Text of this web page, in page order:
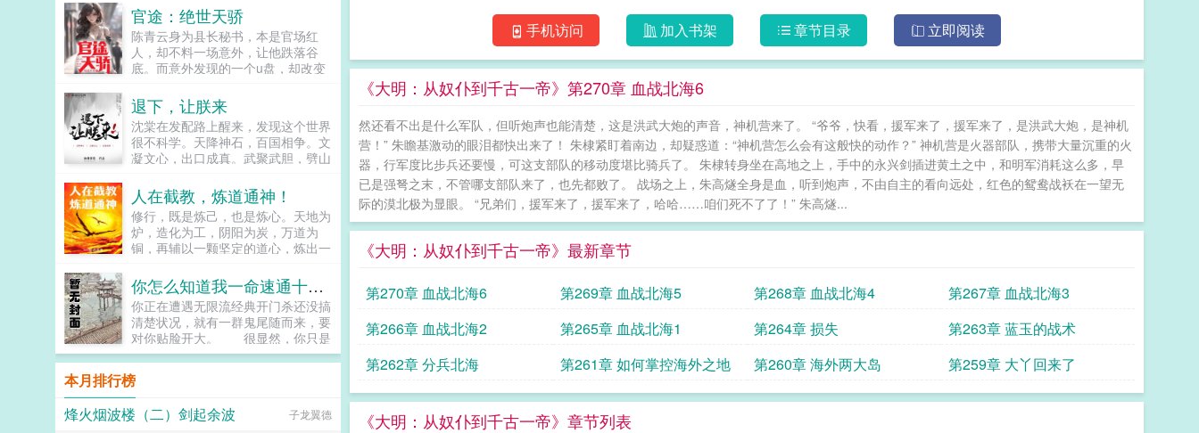
手机访问 加入书架 章节目录 立即阅读
《大明：从奴仆到千古一帝》第270章 血战北海6
然还看不出是什么军队，但听炮声也能清楚，这是洪武大炮的声音，神机营来了。 “爷爷，快看，援军来了，援军来了，是洪武大炮，是神机
营！” 朱瞻基激动的眼泪都快出来了！ 朱棣紧盯着南边，却疑惑道：“神机营怎么会有这般快的动作？” 神机营是火器部队，携带大量沉重的火
器，行军度比步兵还要慢，可这支部队的移动度堪比骑兵了。 朱棣转身坐在高地之上，手中的永兴剑插进黄土之中，和明军消耗这么多，早
已是强弩之末，不管哪支部队来了，也先都败了。 战场之上，朱高燧全身是血，听到炮声，不由自主的看向远处，红色的鸳鸯战袄在一望无
际的漠北极为显眼。 “兄弟们，援军来了，援军来了，哈哈……咱们死不了了！” 朱高燧...
《大明：从奴仆到千古一帝》最新章节
第270章 血战北海6 第269章 血战北海5 第268章 血战北海4
第267章 血战北海3
第266章 血战北海2
第265章 血战北海1 第264章 损失
第263章 蓝玉的战术
第262章 分兵北海
第261章 如何掌控海外之地 第260章 海外两大岛 第259章 大丫回来了
《大明：从奴仆到千古一帝》章节列表
吸引着。他看着她一步步成长，看着
她的名字响彻云霄。她是，随流光。
这是一个灵气复苏的星际时代。这里
尖端的酷炫科技和花哨的灵气法术并
也是属于随流光的时代。文案文名男
主视角，文内女主视角。本是爽文写
成甜文的恋爱升级文，剧情和感情对
半？（走剧情的时候小情侣也可能黏
黏糊糊，中后期作者沉迷炖肉无法自
上以后超级黏人恨不得挂女主身上女
主微万人迷，情绪超级稳定的大直
女。世界背景私设巨多，众多知识胡
编乱造，脸滚键盘没有逻辑，不喜欢
的宝宝直接点叉，还请手下留情qaq
收藏～文案如下古以来，男主有女主
爱，男二有读者爱，反派是没人爱的
小白菜。他们变态又疯狂，他们扭曲
又阴暗，他们蛇蝎美丽，他们睚疵必
报，还致力于毁灭世界。于是感化反
小白花圣母omega。013你要感化他
们，让爱女主的反派爱上你，让嫉恨
男主的反派开阔胸怀，让毁灭世界的
宁，才华横溢，当朝驸马爷。三姐季
芸，淑妃娘娘，宠冠后宫。四哥季
扬，创建商盟，富甲天下。五哥季
平，江湖豪杰，青衣楼楼主。季怀安
穿越而来，成了史上最强老六。他本
贵，做一名快乐的小侯爷。不想侯府
接连惨遭变故，他凭借着过人的机
智，拯救家族，玩转庙堂与江湖，赢
得红颜知己无数。...
官途：绝世天骄
陈青云身为县长秘书，本是官场红
人，却不料一场意外，让他跌落谷
底。而意外发现的一个u盘，却改变
美环绕...
退下，让朕来
沈棠在发配路上醒来，发现这个世界
很不科学。天降神石，百国相争。文
凝文心，出口成真。武聚武胆，劈山
马，下一秒甲胄附身，长枪在手，一
人成军，千军万马能杀个七进七出！
她眼里的痨病鬼，口念星罗棋布，苍
天如圆盖，陆地似棋局，排兵布阵，
信手拈来！这TM都不能算不科学
了！而她主公，北郡大旱，您要不哭
一哭？沈棠主公，南州洪涝，您要不
多笑笑？沈棠看着被她干掉的十大碗
米饭，比脸干净的口袋，以及一群嗷
嗷待哺不怀好意整天惹是生非的村
民，疑似饭桶转世真灵魂画手的村长
沈棠，不得不放弃心爱的画笔，被迫
走上应聘诸侯之路。PS已完结种田
争霸文女帝直播攻略，休闲慢穿大佬
人在截教，炼道通神！
修行，既是炼己，也是炼心。天地为
炉，造化为工，阴阳为炭，万道为
铜，再辅以一颗坚定的道心，炼出一
符，炼剑，炼魂，炼药，炼瘟，炼
妖，炼魔，炼心，炼界，炼道天生万
物，无一不可炼！玄清如是说。惹急
了他，连天道都炼给你看！当然，这
要从他拜入截教那天说起...
你怎么知道我一命速通十二鬼月最高难度
你正在遭遇无限流经典开门杀还没搞
清楚状况，就有一群鬼尾随而来，要
对你贴脸开大。 很显然，你只是
个炮灰。 你不想死。 果断拉
那个一看就是团队武力值担当的男人
下水。 好消息成功了。 坏消
息他也是鬼。 好好消息至少不是
童磨。 坏坏坏消息你没有语言压
本月排行榜
烽火烟波楼（二）剑起余波
子龙翼德